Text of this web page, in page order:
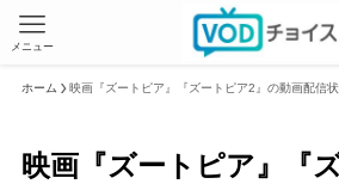
メニュー
ホーム 映画『ズートピア』『ズートピア2』の動画配信
映画『ズートピア』『